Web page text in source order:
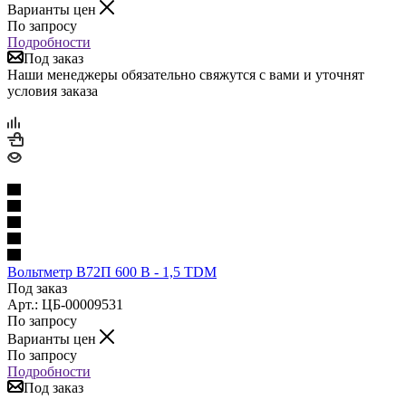
Варианты цен
По запросу
Подробности
Под заказ
Наши менеджеры обязательно свяжутся с вами и уточнят
условия заказа
Вольтметр B72П 600 В - 1,5 TDM
Под заказ
Арт.: ЦБ-00009531
По запросу
Варианты цен
По запросу
Подробности
Под заказ